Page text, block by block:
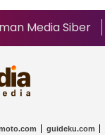
Media Siber
guideku.com